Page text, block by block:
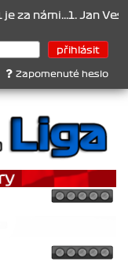
Jan Veselý , 2.
Zapomenuté heslo